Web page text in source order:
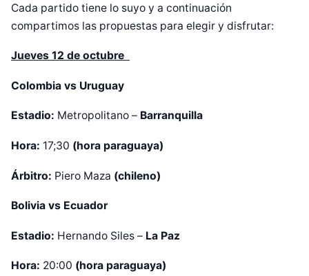
Cada partido tiene lo suyo y a continuación
compartimos las propuestas para elegir y disfrutar:
Jueves 12 de octubre
Colombia vs Uruguay
Estadio: Metropolitano – Barranquilla
Hora: 17;30 (hora paraguaya)
Árbitro: Piero Maza (chileno)
Bolivia vs Ecuador
Estadio: Hernando Siles – La Paz
Hora: 20:00 (hora paraguaya)